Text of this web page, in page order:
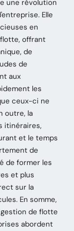
une révolution
Elle
en
offrant
de
de
aux
les
ceux-ci ne
outre, la
itinéraires,
et le temps
de
de former les
et plus
sur la
En somme,
de flotte
abordent